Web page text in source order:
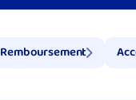
Remboursement